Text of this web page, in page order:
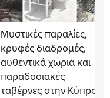
Μυστικές παραλίες,
κρυφές διαδρομές,
αυθεντικά χωριά και
παραδοσιακές
ταβέρνες στην Κύπρο